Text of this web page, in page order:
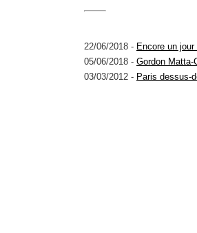
22/06/2018 - Encore un
05/06/2018 - Gordon Matta-
03/03/2012 - Paris dessus-